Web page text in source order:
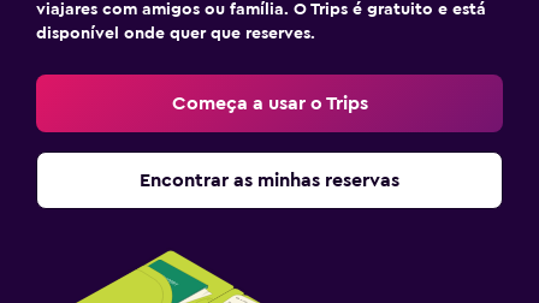
viajares com amigos ou família. O Trips é gratuito e está
disponível onde quer que reserves.
Começa a usar o Trips
Encontrar as minhas reservas